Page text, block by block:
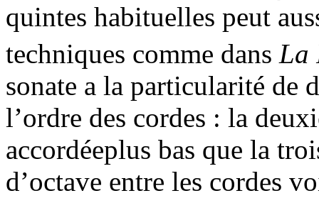
quintes habituelles peut
techniques comme dans La
sonate a la particularité de
l’ordre des cordes : la
accordéeplus bas que la
d’octave entre les cordes